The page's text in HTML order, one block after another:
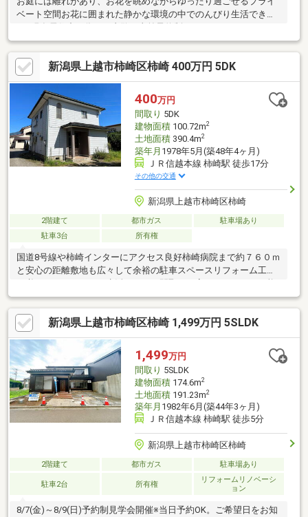
ベート空間お花に囲まれた静かな環境の中でのんびり生活できま
す。
新潟県上越市柿崎区柿崎 400万円 5DK
400万円
間取り 5DK
建物面積100.72m2
土地面積390.4m2
築年月 1978年5月(築48年4ヶ月)
ＪＲ信越本線 柿崎駅 徒歩17分
その他の交通
新潟県上越市柿崎区柿崎
2階建て 都市ガス
駐車場あり
駐車3台
所有権
国道8号線や柿崎インターにアクセス良好柿崎病院まで約７６０ｍ
と安心の距離敷地も広々して余裕の駐車スペースリフォーム工事
が必要となりますが、生活しやすい間取りに変更することも可能
です。敷地の一部に都市計画道路あり
新潟県上越市柿崎区柿崎 1,499万円 5SLDK
1,499万円
間取り 5SLDK
建物面積174.6m2
土地面積191.23m2
築年月 1982年6月(築44年3ヶ月)
ＪＲ信越本線 柿崎駅 徒歩5分
新潟県上越市柿崎区柿崎
2階建て 都市ガス 駐車場あり
駐車2台 所有権
リフォームリノベーシ
ョン
8/7(金)～8/9(日)予約制見学会開催※当日予約OK。ご希望日をお知